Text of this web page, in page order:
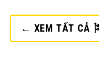
← XEM TẤT CẢ